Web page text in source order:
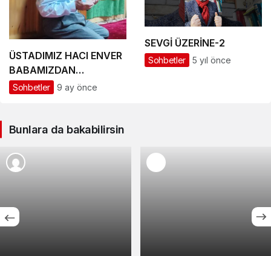
ÜSTADIMIZ HACI ENVER
BABAMIZDAN
NASİHATLER
Sohbetler 9 ay önce
SEVGİ ÜZERİNE-2
Sohbetler 5 yıl önce
Bunlara da bakabilirsin